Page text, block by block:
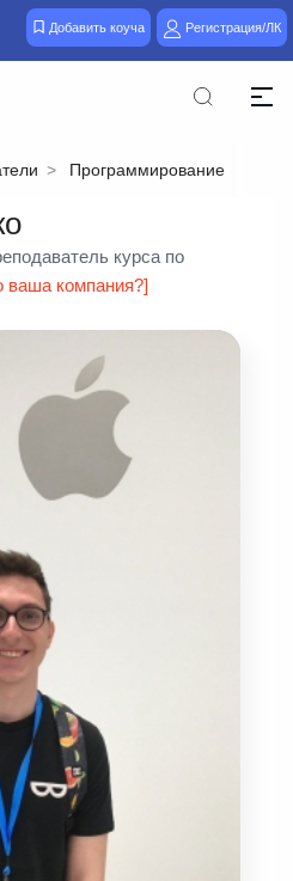
Добавить коуча Регистрация/ЛК
Программирование
курса по
ваша компания?]